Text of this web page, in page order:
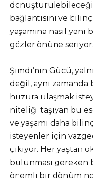
bağlantısını ve
yaşamına nasıl yeni
gözler önüne seriyor.
Şimdi’nin Gücü,
değil, aynı zamanda
huzura ulaşmak
niteliği taşıyan bu
ve yaşamı daha
isteyenler için
çıkıyor. Her yaştan
bulunması
önemli bir dönüm